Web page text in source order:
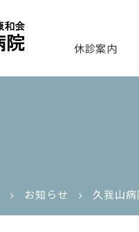
休診案内
お知らせ 久我山